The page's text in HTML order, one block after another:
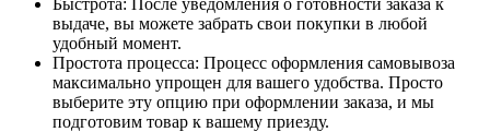
выдаче, вы можете забрать свои покупки в любой
удобный момент.
Простота процесса: Процесс оформления самовывоза
максимально упрощен для вашего удобства. Просто
выберите эту опцию при оформлении заказа, и мы
подготовим товар к вашему приезду.